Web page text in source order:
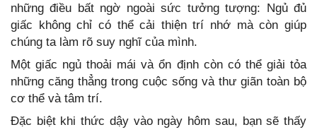
những điều bất ngờ ngoài sức tưởng tượng: Ngủ đủ
giấc không chỉ có thể cải thiện trí nhớ mà còn giúp
chúng ta làm rõ suy nghĩ của mình.
Một giấc ngủ thoải mái và ổn định còn có thể giải tỏa
những căng thẳng trong cuộc sống và thư giãn toàn bộ
cơ thể và tâm trí.
Đặc biệt khi thức dậy vào ngày hôm sau, bạn sẽ thấy